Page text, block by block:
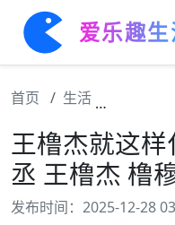
爱乐趣
首页 生活
王橹杰就这
丞 王橹杰 橹
发布时间：2025-12-28